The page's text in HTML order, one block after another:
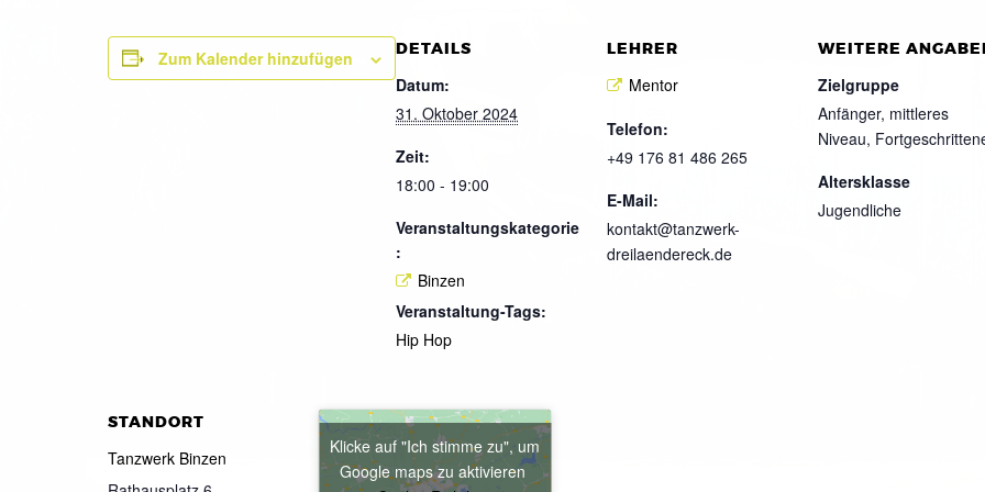
Zum Kalender hinzufügen DETAILS
Datum:
31. Oktober 2024
Zeit:
18:00 - 19:00
Veranstaltungskategorie
:
Binzen
Veranstaltung-Tags:
Hip Hop
LEHRER
Mentor
Telefon:
+49 176 81 486 265
E-Mail:
kontakt@tanzwerk-
dreilaendereck.de
WEITERE
Zielgruppe
Anfänger, mittleres
Niveau,
Altersklasse
Jugendliche
STANDORT
Tanzwerk Binzen
Klicke auf "Ich stimme zu", um
Google maps zu aktivieren